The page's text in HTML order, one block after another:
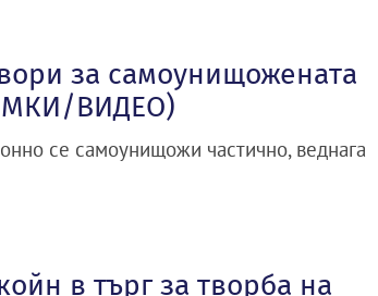
за самоунищожената
ВИДЕО)
се самоунищожи частично, веднага
в търг за творба на